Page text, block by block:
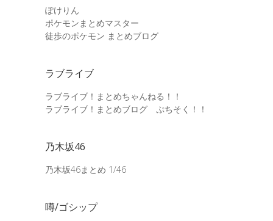
ぽけりん
ポケモンまとめマスター
徒歩のポケモン まとめブログ
ラブライブ
ラブライブ！まとめちゃんねる！！
ラブライブ！まとめブログ ぷちそく！！
乃木坂46
乃木坂46まとめ 1/46
噂/ゴシップ